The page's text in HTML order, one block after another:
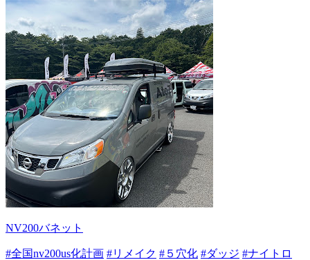
NV200バネット
#全国nv200us化計画 #リメイク #５穴化 #ダッジ #ナイトロ